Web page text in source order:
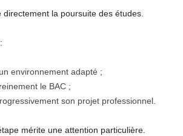
directement la poursuite des études.
environnement adapté ;
le BAC ;
son projet professionnel.
mérite une attention particulière.